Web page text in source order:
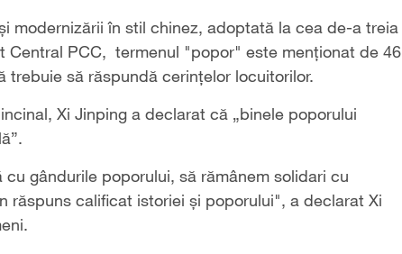
modernizării în stil chinez, adoptată la cea de-a treia
Central PCC, termenul "popor" este menționat de 46
să răspundă cerințelor locuitorilor.
Xi Jinping a declarat că „binele poporului
gândurile poporului, să rămânem solidari cu
răspuns calificat istoriei şi poporului", a declarat Xi